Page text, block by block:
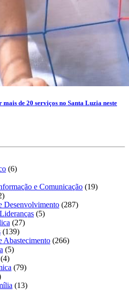
de 20 serviços no Santa Luzia neste
(6)
e Comunicação (19)
Desenvolvimento (287)
(5)
(27)
(139)
Abastecimento (266)
(5)
(4)
(79)
(13)